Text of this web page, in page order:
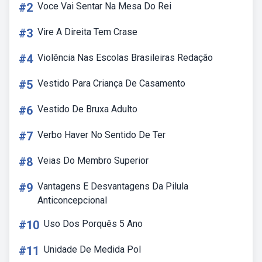
#2 Voce Vai Sentar Na Mesa Do Rei
#3 Vire A Direita Tem Crase
#4 Violência Nas Escolas Brasileiras Redação
#5 Vestido Para Criança De Casamento
#6 Vestido De Bruxa Adulto
#7 Verbo Haver No Sentido De Ter
#8 Veias Do Membro Superior
#9 Vantagens E Desvantagens Da Pilula
Anticoncepcional
#10 Uso Dos Porquês 5 Ano
#11 Unidade De Medida Pol